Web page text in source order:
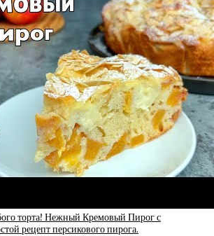
торта! Нежный Кремовый Пирог с
рецепт персикового пирога.